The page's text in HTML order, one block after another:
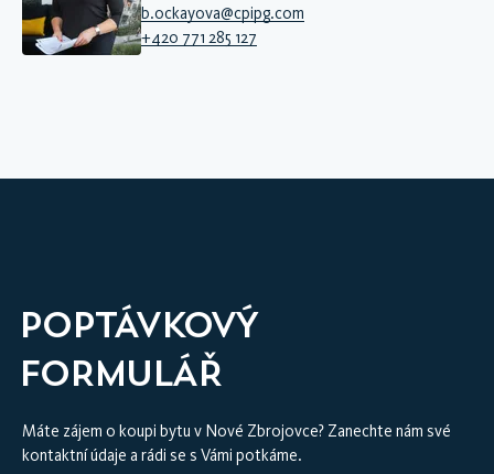
b.ockayova@cpipg.com
+420 771 285 127
POPTÁVKOVÝ
FORMULÁŘ
Máte zájem o koupi bytu v Nové Zbrojovce? Zanechte nám své
kontaktní údaje a rádi se s Vámi potkáme.